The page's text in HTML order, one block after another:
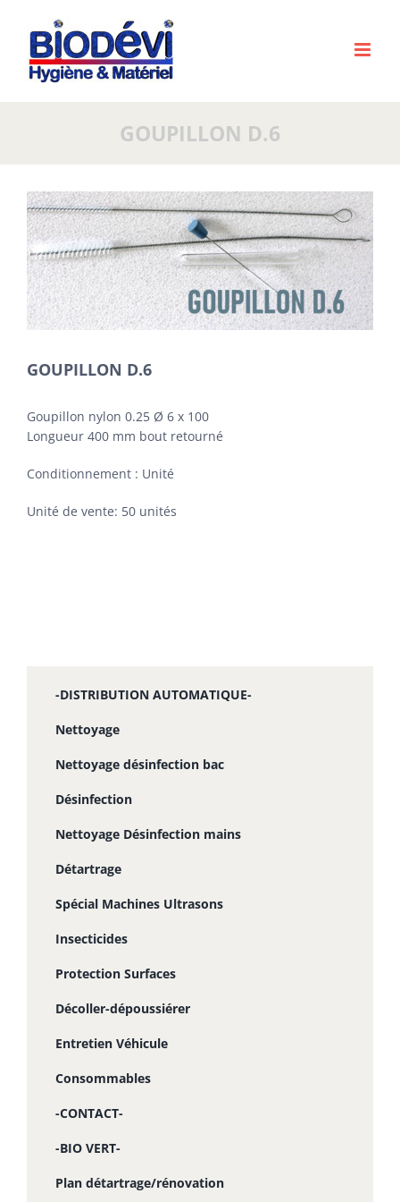
contenu
GOUPILLON D.6
Voir
l'image
agrandie
GOUPILLON D.6
Goupillon nylon 0.25 Ø 6 x 100
Longueur 400 mm bout retourné
Conditionnement : Unité
Unité de vente: 50 unités
-DISTRIBUTION AUTOMATIQUE-
Nettoyage
Nettoyage désinfection bac
Désinfection
Nettoyage Désinfection mains
Détartrage
Spécial Machines Ultrasons
Insecticides
Protection Surfaces
Décoller-dépoussiérer
Entretien Véhicule
Consommables
-CONTACT-
-BIO VERT-
Plan détartrage/rénovation